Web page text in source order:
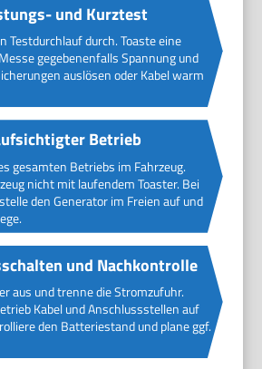
und Kurztest
Testdurchlauf durch. Toaste eine
gegebenenfalls Spannung und
auslösen oder Kabel warm
Betrieb
gesamten Betriebs im Fahrzeug.
nicht mit laufendem Toaster. Bei
den Generator im Freien auf und
und Nachkontrolle
aus und trenne die Stromzufuhr.
Kabel und Anschlussstellen auf
den Batteriestand und plane ggf.